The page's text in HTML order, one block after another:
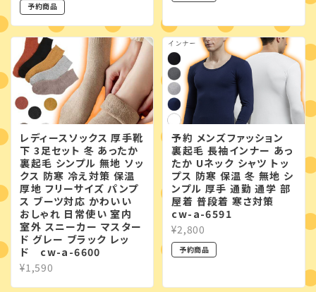
予約商品
レディースソックス 厚手靴
下 3足セット 冬 あったか
裏起毛 シンプル 無地 ソッ
クス 防寒 冷え対策 保温
厚地 フリーサイズ パンプ
ス ブーツ対応 かわいい
おしゃれ 日常使い 室内
室外 スニーカー マスター
ド グレー ブラック レッ
ド cw-a-6600
¥1,590
予約 メンズファッション
裏起毛 長袖インナー あっ
たか Uネック シャツ トッ
プス 防寒 保温 冬 無地 シ
ンプル 厚手 通勤 通学 部
屋着 普段着 寒さ対策
cw-a-6591
¥2,800
予約商品